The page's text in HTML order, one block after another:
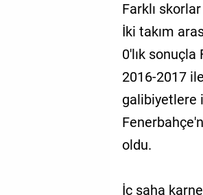
Farklı skorlar
İki takım
0'lık sonuçla
2016-2017
galibiyetlere
oldu.
İç saha